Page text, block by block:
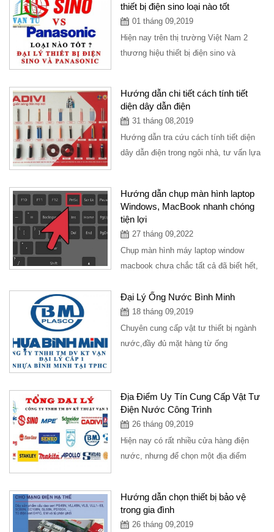
thiết bị điện sino loại nào tốt
01 tháng 09,2019
Hiện nay trên thị trường Việt Nam 2
thương hiệu thiết bị điện sino và
Hướng dẫn chi tiết cách tính tiết
diện dây dẫn điện
31 tháng 08,2019
Hướng dẫn tra cứu cách tính tiết diện
dây dẫn điện trong ngôi nhà, tư vấn lựa
Hướng dẫn chụp màn hình laptop
Windows, MacBook nhanh chóng
tiện lợi
27 tháng 09,2022
Chụp màn hình máy laptop window
macbook chưa chắc tất cả đã biết hết,
tính các dòng...
Đại Lý Ống Nước Bình Minh
18 tháng 09,2019
Chuyên cung cấp vật tư thiết bị ngành
nước,đầy đủ mặt hàng từ ống
Địa Điểm Uy Tín Cung Cấp Vật Tư
Điện Nước Công Trình
26 tháng 09,2019
Hiện nay có rất nhiều cửa hàng điện
nước, nhưng để chọn một địa điểm
Hướng dẫn chọn thiết bị bảo vệ
trong gia đình
26 tháng 09,2019